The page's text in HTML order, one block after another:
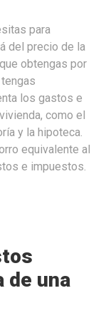
para
del precio de la
obtengas por
los gastos e
como el
y la hipoteca.
equivalente al
e impuestos.
de una